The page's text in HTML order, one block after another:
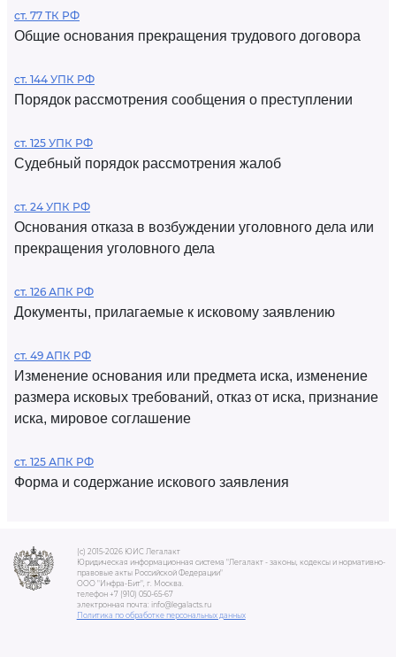
ст. 77 ТК РФ
Общие основания прекращения трудового договора
ст. 144 УПК РФ
Порядок рассмотрения сообщения о преступлении
ст. 125 УПК РФ
Судебный порядок рассмотрения жалоб
ст. 24 УПК РФ
Основания отказа в возбуждении уголовного дела или
прекращения уголовного дела
ст. 126 АПК РФ
Документы, прилагаемые к исковому заявлению
ст. 49 АПК РФ
Изменение основания или предмета иска, изменение
размера исковых требований, отказ от иска, признание
иска, мировое соглашение
ст. 125 АПК РФ
Форма и содержание искового заявления
(c) 2015-2026 ЮИС Легалакт
Юридическая информационная система "Легалакт - законы, кодексы и нормативно-
правовые акты Российской Федерации"
ООО "Инфра-Бит", г. Москва.
телефон +7 (910) 050-65-67
электронная почта: info@legalacts.ru
Политика по обработке персональных данных